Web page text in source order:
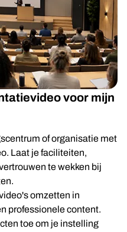
voor mijn
of organisatie met
Laat je faciliteiten,
te wekken bij
omzetten in
professionele content.
toe om je instelling